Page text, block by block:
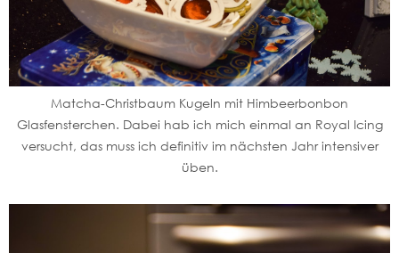
Matcha-Christbaum Kugeln mit Himbeerbonbon
Glasfensterchen. Dabei hab ich mich einmal an Royal Icing
versucht, das muss ich definitiv im nächsten Jahr intensiver
üben.